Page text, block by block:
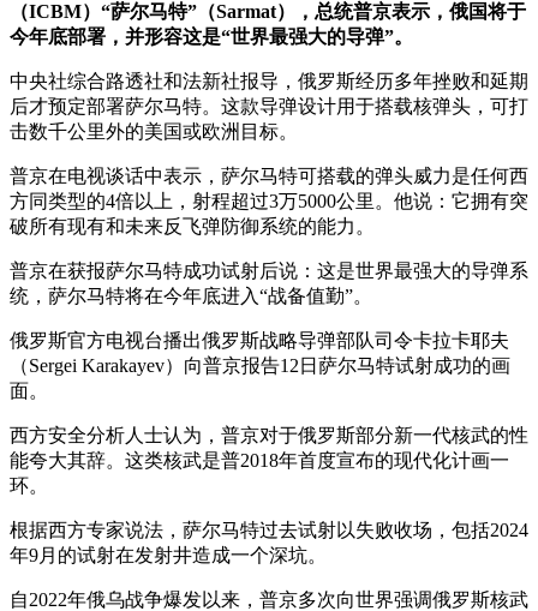
（ICBM）“萨尔马特”（Sarmat），总统普京表示，俄国将于
今年底部署，并形容这是“世界最强大的导弹”。
中央社综合路透社和法新社报导，俄罗斯经历多年挫败和延期
后才预定部署萨尔马特。这款导弹设计用于搭载核弹头，可打
击数千公里外的美国或欧洲目标。
普京在电视谈话中表示，萨尔马特可搭载的弹头威力是任何西
方同类型的4倍以上，射程超过3万5000公里。他说：它拥有突
破所有现有和未来反飞弹防御系统的能力。
普京在获报萨尔马特成功试射后说：这是世界最强大的导弹系
统，萨尔马特将在今年底进入“战备值勤”。
俄罗斯官方电视台播出俄罗斯战略导弹部队司令卡拉卡耶夫
（Sergei Karakayev）向普京报告12日萨尔马特试射成功的画
面。
西方安全分析人士认为，普京对于俄罗斯部分新一代核武的性
能夸大其辞。这类核武是普2018年首度宣布的现代化计画一
环。
根据西方专家说法，萨尔马特过去试射以失败收场，包括2024
年9月的试射在发射井造成一个深坑。
自2022年俄乌战争爆发以来，普京多次向世界强调俄罗斯核武